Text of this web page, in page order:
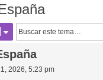
2026, 5:23 pm